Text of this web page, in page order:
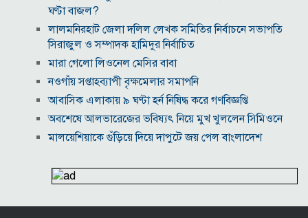
ঘণ্টা বাজল?
‎লালমনিরহাট জেলা দলিল লেখক সমিতির নির্বাচনে সভাপতি
সিরাজুল ও সম্পাদক হামিদুর নির্বাচিত
মারা গেলো লিওনেল মেসির বাবা
নওগাঁয় সপ্তাহব্যাপী বৃক্ষমেলার সমাপনি
আবাসিক এলাকায় ৯ ঘণ্টা হর্ন নিষিদ্ধ করে গণবিজ্ঞপ্তি
অবশেষে আলভারেজের ভবিষ্যৎ নিয়ে মুখ খুললেন সিমিওনে
মালয়েশিয়াকে গুঁড়িয়ে দিয়ে দাপুটে জয় পেল বাংলাদেশ
ইনফান্তিনো
কাজের ঘণ্টা নয়, উৎপাদনশীলতাই হোক জাতীয় সমৃদ্ধির